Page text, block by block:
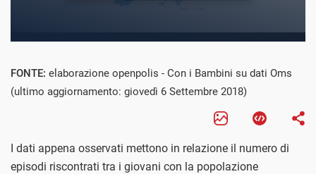
FONTE: elaborazione openpolis - Con i Bambini su dati Oms
(ultimo aggiornamento: giovedì 6 Settembre 2018)
I dati appena osservati mettono in relazione il numero di
episodi riscontrati tra i giovani con la popolazione